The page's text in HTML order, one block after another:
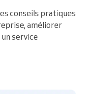
conseils pratiques
améliorer
service